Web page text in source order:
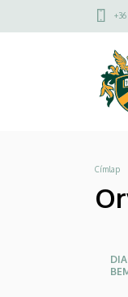
Képalkotó
a
Címlap
KEK